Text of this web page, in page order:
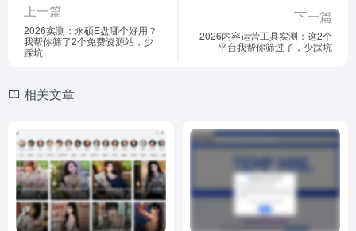
上一篇
2026实测：永硕E盘哪个好用？
我帮你筛了2个免费资源站，少
踩坑
下一篇
2026内容运营工具实测：这2个
平台我帮你筛过了，少踩坑
相关文章